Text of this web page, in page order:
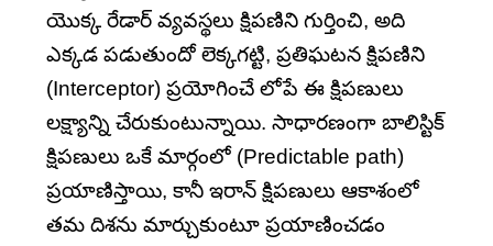
యొక్క రేడార్ వ్యవస్థలు క్షిపణిని గుర్తించి, అది
ఎక్కడ పడుతుందో లెక్కగట్టి, ప్రతిఘటన క్షిపణిని
(Interceptor) ప్రయోగించే లోపే ఈ క్షిపణులు
లక్ష్యాన్ని చేరుకుంటున్నాయి. సాధారణంగా బాలిస్టిక్
క్షిపణులు ఒకే మార్గంలో (Predictable path)
ప్రయాణిస్తాయి, కానీ ఇరాన్ క్షిపణులు ఆకాశంలో
తమ దిశను మార్చుకుంటూ ప్రయాణించడం